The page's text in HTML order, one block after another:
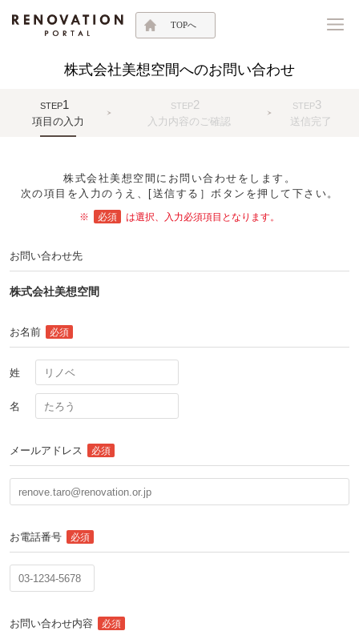
TOPへ
株式会社美想空間へのお問い合わせ
STEP1
項目の入力
STEP2
入力内容のご確認
STEP3
送信完了
株式会社美想空間にお問い合わせをします。
次の項目を入力のうえ、[送信する］ボタンを押して下さい。
※ 必須 は選択、入力必須項目となります。
お問い合わせ先
株式会社美想空間
お名前 必須
姓
名
メールアドレス 必須
お電話番号 必須
お問い合わせ内容 必須